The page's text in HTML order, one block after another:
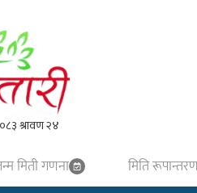
मिती गणना मिति